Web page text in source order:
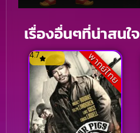
เรื่องอื่นๆที่น่าสนใจ
พากย์ไทย
4.7